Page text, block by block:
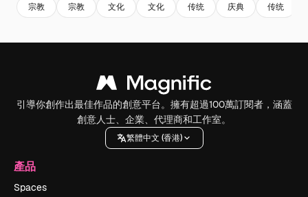
宗教 宗教 文化 文化 传统 庆典 传统
引導你創作出最佳作品的創意平台。擁有超過100萬訂閱者，涵蓋
創意人士、企業、代理商和工作室。
繁體中文 (香港)
產品
Spaces